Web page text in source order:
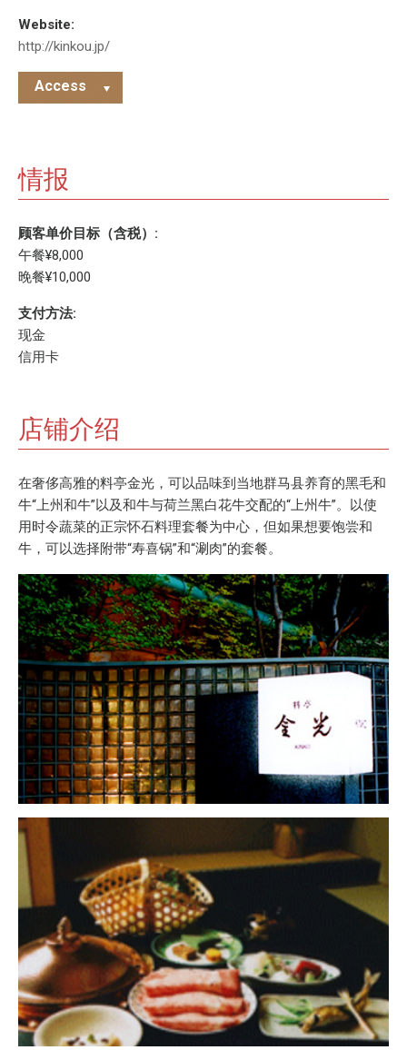
Website:
http://kinkou.jp/
Access
情报
顾客单价目标（含税）:
午餐¥8,000
晚餐¥10,000
支付方法:
现金
信用卡
店铺介绍
在奢侈高雅的料亭金光，可以品味到当地群马县养育的黑毛和
牛“上州和牛”以及和牛与荷兰黑白花牛交配的“上州牛”。以使
用时令蔬菜的正宗怀石料理套餐为中心，但如果想要饱尝和
牛，可以选择附带“寿喜锅”和“涮肉”的套餐。